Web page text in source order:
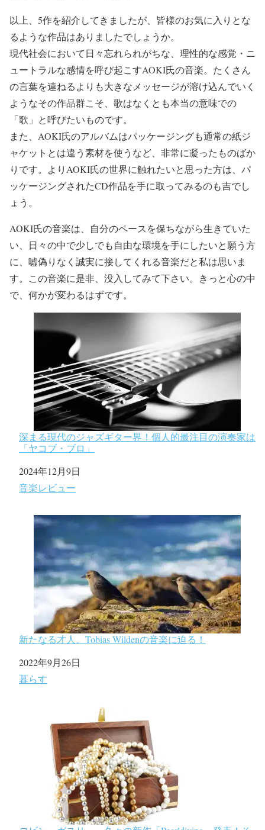
以上、5作を紹介してきましたが、皆様のお気に入りとな
るような作品はありましたでしょうか。
現代社会において日々忘れられがちな、理性的な感覚・ニ
ュートラルな感情を呼び起こすAOKI氏の音楽。たくさん
の言葉を連ねるよりも大きなメッセージが溶け込んでいく
ようなその作品群こそ、歌はなくとも本当の意味での
「歌」と呼びたいものです。
また、AOKI氏のアルバムはパッケージングも通常の紙ジ
ャケットとは違う素材を使うなど、非常に凝ったものばか
りです。よりAOKI氏の世界に触れたいと思った方は、パ
ッケージングされたCD作品を手に取ってみるのも吉でし
ょう。
AOKI氏の音楽は、自分のペースを保ちながら生きていた
い、日々の中で少しでも自由な環境を手にしたいと願う方
に、嘘偽りなく誠実に接してくれる音楽だと私は思いま
す。この音楽に是非、没入してみて下さい。きっと心の中
で、何かが変わるはずです。
深まる現代のジャズギター界！個人的最注目の演奏家は
「ヤコブ・ブロ」
日付
2024年12月9日
関連理由
音楽レビュー
新たなる才人、Tobias Wildenの音楽に迫る！
日付
2022年9月26日
関連理由
暮らす